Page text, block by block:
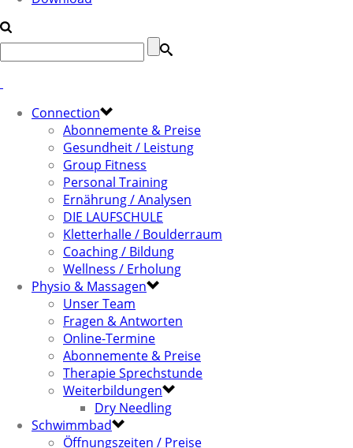
Connection
Abonnemente & Preise
Gesundheit / Leistung
Group Fitness
Personal Training
Ernährung / Analysen
DIE LAUFSCHULE
Kletterhalle / Boulderraum
Coaching / Bildung
Wellness / Erholung
Physio & Massagen
Unser Team
Fragen & Antworten
Online-Termine
Abonnemente & Preise
Therapie Sprechstunde
Weiterbildungen
Dry Needling
Schwimmbad
Öffnungszeiten / Preise